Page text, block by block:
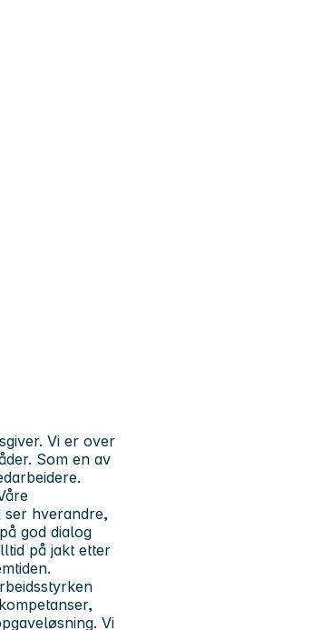
Vi er over
Som en av
ser hverandre,
god dialog
på jakt etter
Vi